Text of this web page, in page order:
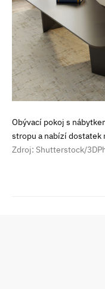
Obývací pokoj s
stropu a nabízí dostatek
Zdroj: Shutterstock/